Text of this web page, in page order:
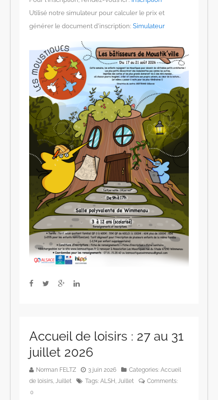
Utilisé notre simulateur pour calculer le prix et
générer le document d’inscription:Simulateur
Accueil de loisirs : 27 au 31
juillet 2026
Norman FELTZ 3 juin 2026 Categories:Accueil
de loisirs Juillet Tags:ALSH Juillet Comments:
0